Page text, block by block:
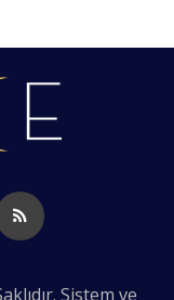
Sistem ve